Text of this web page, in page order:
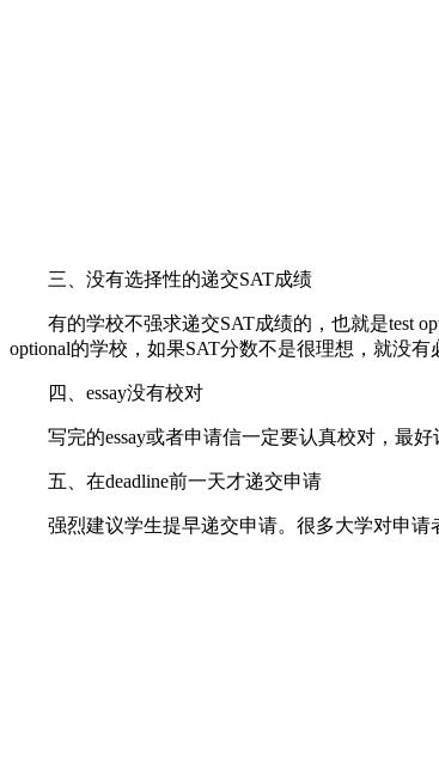
三、没有选择性的递交SAT成绩
有的学校不强求递交SAT成绩的，也就是test
optional的学校，如果SAT分数不是很理想，就没有
四、essay没有校对
写完的essay或者申请信一定要认真校对，最好
五、在deadline前一天才递交申请
强烈建议学生提早递交申请。很多大学对申请